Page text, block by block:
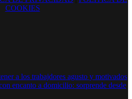
COOKIES
a los trabajdores agusto y motivados
encanto a domicilio: sorprende desde